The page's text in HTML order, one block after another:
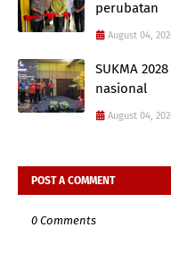
perubatan
August 04,
SUKMA
nasional
August 04,
POST A COMMENT
0 Comments